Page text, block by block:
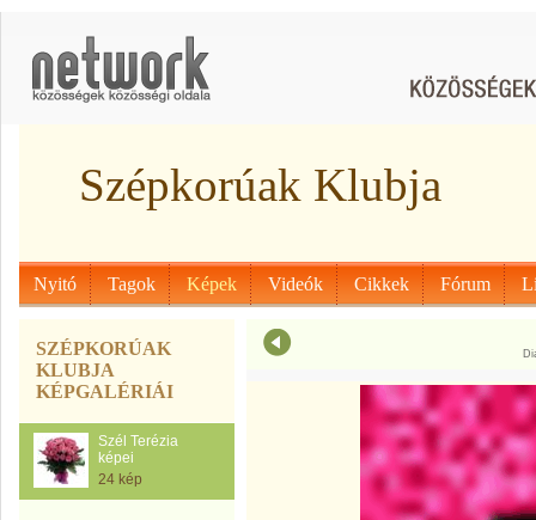
Szépkorúak Klubja
Nyitó Tagok Képek Videók Cikkek Fórum
SZÉPKORÚAK
KLUBJA
KÉPGALÉRIÁI
Szél Terézia
képei
24 kép